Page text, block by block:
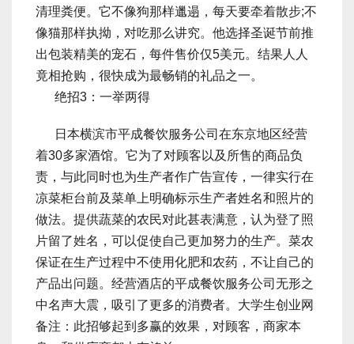
清理粪便。它不像狗那样邋遢，每天要牵着散步;不
像猫那样执拗，对吃那么讲究。他选择圣诞节前推
出包装精美的宠石，每件售价仅5美元。结果人人
竟相抢购，很快成为最畅销的礼品之一。
绝招3：一举两得
日本横滨市平成餐饮服务公司在东京地区经营
着30多家酒馆。它为了对顾客以及所售的商品负
责，与此同时也为生产者作广告宣传，一律实行在
凉菜柜台前及菜单上明确标示生产者姓名和照片的
做法。提供蔬菜的农民对此甚表满意，认为登了照
片留了姓名，可以促使自己更加努力的生产。菜农
保证在生产过程中不使用化肥和农药，不让自己的
产品出问题。经营酒店的平成餐饮服务公司无形之
中名声大震，吸引了更多的消费者。大学生创业网
备注：此招够起到多赢的效果，对顾客，商家本